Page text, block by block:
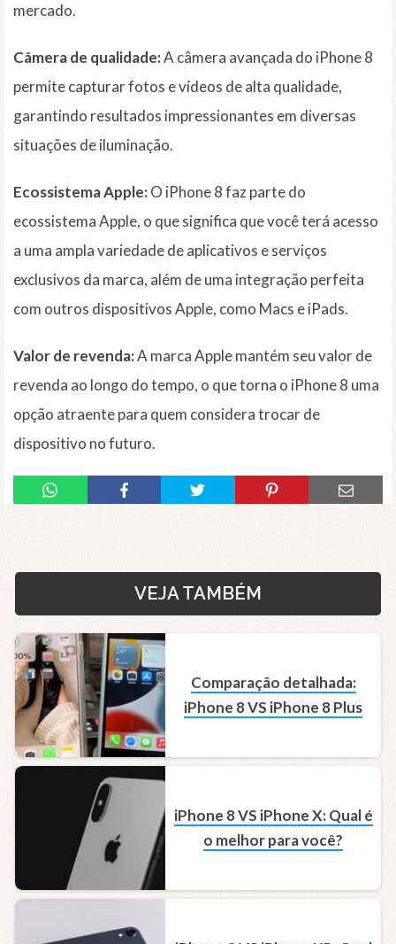
mercado.
Câmera de qualidade:A câmera avançada do iPhone 8
permite capturar fotos e vídeos de alta qualidade,
garantindo resultados impressionantes em diversas
situações de iluminação.
Ecossistema Apple:O iPhone 8 faz parte do
ecossistema Apple, o que significa que você terá acesso
a uma ampla variedade de aplicativos e serviços
exclusivos da marca, além de uma integração perfeita
com outros dispositivos Apple, como Macs e iPads.
Valor de revenda:A marca Apple mantém seu valor de
revenda ao longo do tempo, o que torna o iPhone 8 uma
opção atraente para quem considera trocar de
dispositivo no futuro.
VEJA TAMBÉM
Comparação detalhada:
iPhone 8 VS iPhone 8 Plus
iPhone 8 VS iPhone X: Qual é
o melhor para você?